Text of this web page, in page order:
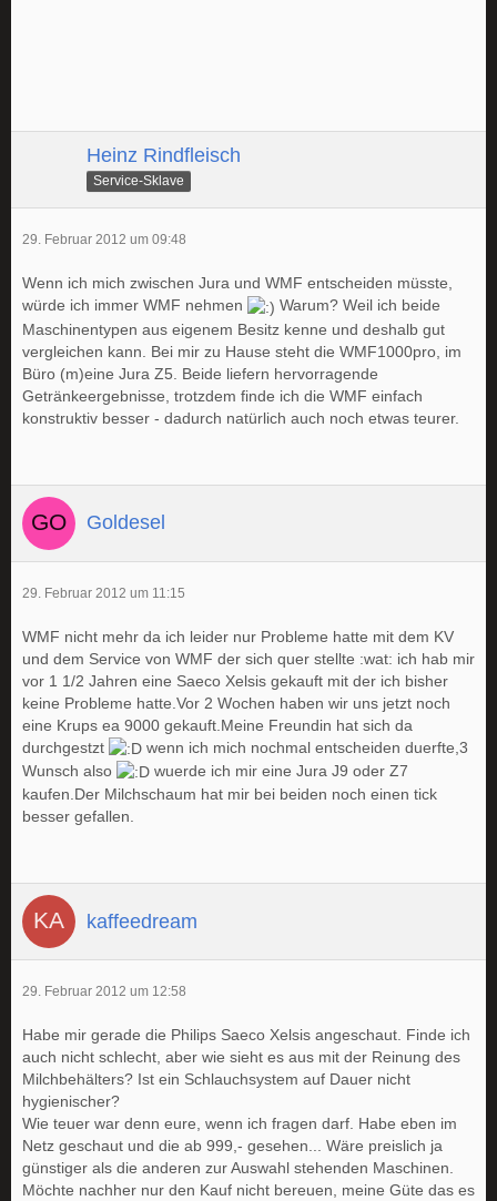
Heinz Rindfleisch
Service-Sklave
29. Februar 2012 um 09:48
Wenn ich mich zwischen Jura und WMF entscheiden müsste,
würde ich immer WMF nehmen
Warum? Weil ich beide
Maschinentypen aus eigenem Besitz kenne und deshalb gut
vergleichen kann. Bei mir zu Hause steht die WMF1000pro, im
Büro (m)eine Jura Z5. Beide liefern hervorragende
Getränkeergebnisse, trotzdem finde ich die WMF einfach
konstruktiv besser - dadurch natürlich auch noch etwas teurer.
Goldesel
29. Februar 2012 um 11:15
WMF nicht mehr da ich leider nur Probleme hatte mit dem KV
und dem Service von WMF der sich quer stellte :wat: ich hab mir
vor 1 1/2 Jahren eine Saeco Xelsis gekauft mit der ich bisher
keine Probleme hatte.Vor 2 Wochen haben wir uns jetzt noch
eine Krups ea 9000 gekauft.Meine Freundin hat sich da
durchgestzt
wenn ich mich nochmal entscheiden duerfte,3
Wunsch also
wuerde ich mir eine Jura J9 oder Z7
kaufen.Der Milchschaum hat mir bei beiden noch einen tick
besser gefallen.
kaffeedream
29. Februar 2012 um 12:58
Habe mir gerade die Philips Saeco Xelsis angeschaut. Finde ich
auch nicht schlecht, aber wie sieht es aus mit der Reinung des
Milchbehälters? Ist ein Schlauchsystem auf Dauer nicht
hygienischer?
Wie teuer war denn eure, wenn ich fragen darf. Habe eben im
Netz geschaut und die ab 999,- gesehen... Wäre preislich ja
günstiger als die anderen zur Auswahl stehenden Maschinen.
Möchte nachher nur den Kauf nicht bereuen, meine Güte das es